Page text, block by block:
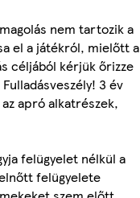
nem tartozik a
el a játékról, mielőtt a
céljából kérjük őrizze
3 év
apró alkatrészek,
felügyelet nélkül a
felügyelete